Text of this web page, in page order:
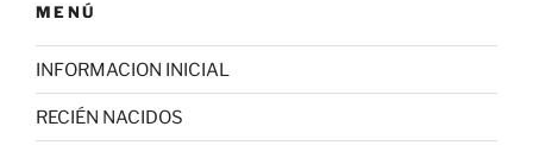
MENÚ
INFORMACION INICIAL
RECIÉN NACIDOS